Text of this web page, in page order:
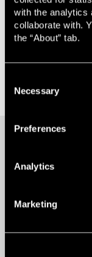
with the analytics
collaborate with.
the “About” tab.
Selection
Necessary
Preferences
Analytics
Marketing
29 april 2026
Webbinarium